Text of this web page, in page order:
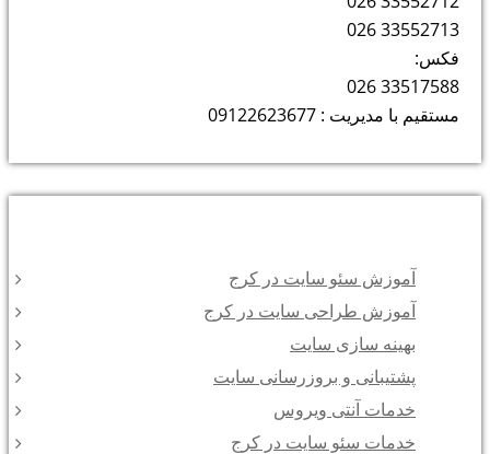
33552713 026
فکس:
33517588 026
مستقیم با مدیریت : 09122623677
آموزش سئو سایت در کرج
آموزش طراحی سایت در کرج
بهینه سازی سایت
پشتیبانی و بروزرسانی سایت
خدمات آنتی ویروس
خدمات سئو سایت در کرج